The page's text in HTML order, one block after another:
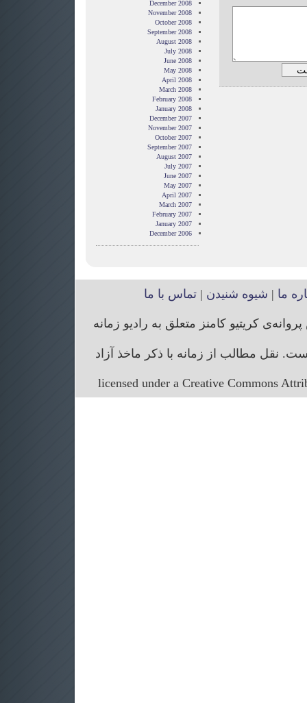
December 2008
November 2008
October 2008
September 2008
August 2008
July 2008
June 2008
May 2008
April 2008
March 2008
February 2008
January 2008
December 2007
November 2007
October 2007
September 2007
August 2007
July 2007
June 2007
May 2007
April 2007
March 2007
February 2007
January 2007
December 2006
ما | شیوه شنیدن |تماس با ما
کریتیو کامنز متعلق به رادیو زمانه
نقل مطالب از زمانه با ذکر ماخذ آزاد
licensed under a Creative Commons